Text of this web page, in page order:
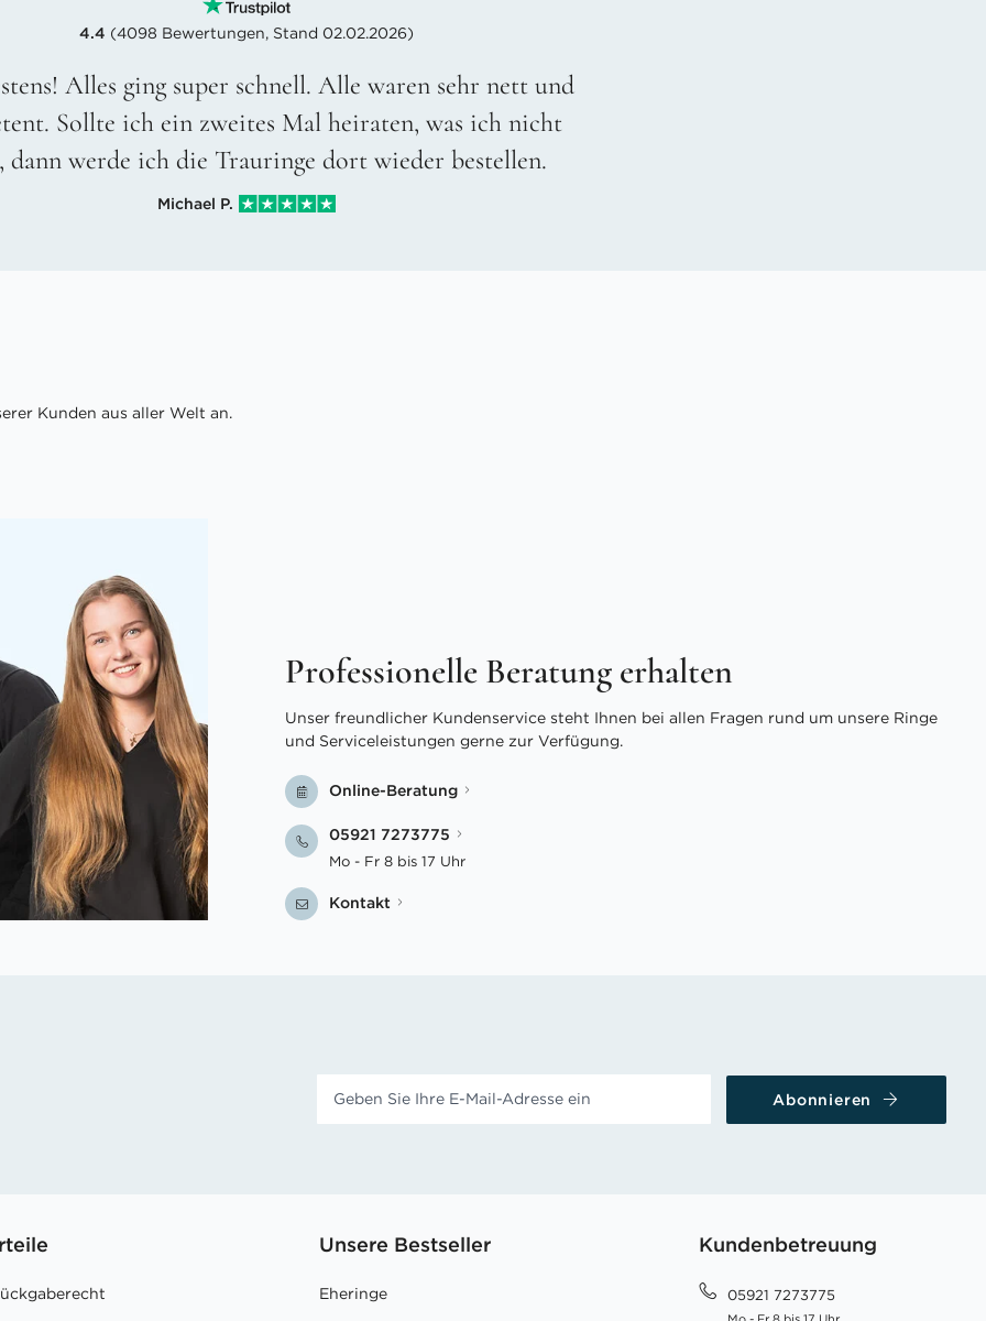
4.4 (4098 Bewertungen, Stand 02.02.2026)
Alles ging super schnell. Alle waren sehr nett und
Sollte ich ein zweites Mal heiraten, was ich nicht
dann werde ich die Trauringe dort wieder bestellen.
Michael P.
Kunden aus aller Welt an.
Professionelle Beratung erhalten
Unser freundlicher Kundenservice steht Ihnen bei allen Fragen rund um unsere Ringe
und Serviceleistungen gerne zur Verfügung.
Online-Beratung
05921 7273775
Mo - Fr 8 bis 17 Uhr
Kontakt
Abonnieren
Unsere Bestseller
Eheringe
Kundenbetreuung
05921 7273775